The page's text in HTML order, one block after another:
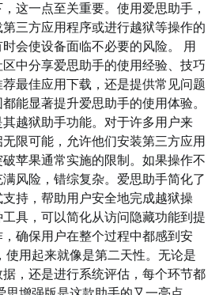
这一点至关重要。使用爱思助手，
三方应用程序或进行越狱等操作的
会使设备面临不必要的风险。 用
中分享爱思助手的使用经验、技巧
最佳应用下载，还是提供常见问题
能显著提升爱思助手的使用体验。
越狱助手功能。对于许多用户来
限可能，允许他们安装第三方应用
苹果通常实施的限制。如果操作不
风险，错综复杂。爱思助手简化了
持，帮助用户安全地完成越狱操
具，可以简化从访问隐藏功能到提
确保用户在整个过程中都感到安
使用起来就像是第二天性。无论是
，还是进行系统评估，每个环节都